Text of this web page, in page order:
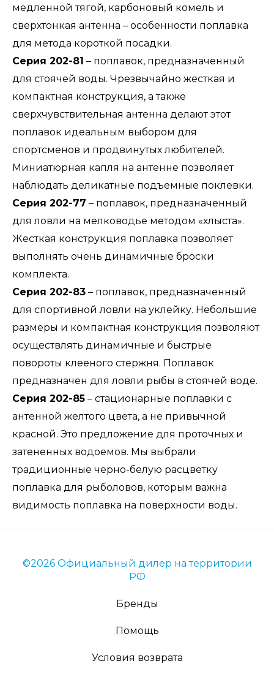
медленной тягой, карбоновый комель и
сверхтонкая антенна – особенности поплавка
для метода короткой посадки.
Серия 202-81 – поплавок, предназначенный
для стоячей воды. Чрезвычайно жесткая и
компактная конструкция, а также
сверхчувствительная антенна делают этот
поплавок идеальным выбором для
спортсменов и продвинутых любителей.
Миниатюрная капля на антенне позволяет
наблюдать деликатные подъемные поклевки.
Серия 202-77 – поплавок, предназначенный
для ловли на мелководье методом «хлыста».
Жесткая конструкция поплавка позволяет
выполнять очень динамичные броски
комплекта.
Серия 202-83 – поплавок, предназначенный
для спортивной ловли на уклейку. Небольшие
размеры и компактная конструкция позволяют
осуществлять динамичные и быстрые
повороты клееного стержня. Поплавок
предназначен для ловли рыбы в стоячей воде.
Серия 202-85 – стационарные поплавки с
антенной желтого цвета, а не привычной
красной. Это предложение для проточных и
затененных водоемов. Мы выбрали
традиционные черно-белую расцветку
поплавка для рыболовов, которым важна
видимость поплавка на поверхности воды.
©2026 Официальный дилер на территории
РФ
Бренды
Помощь
Условия возврата